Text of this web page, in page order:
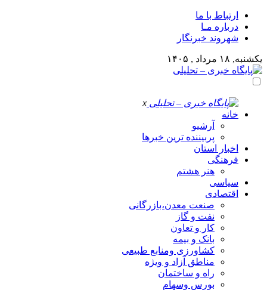
ارتباط با ما
درباره مـا
شهروند خبرنگار
یکشنبه, ۱۸ مرداد , ۱۴۰۵
x
خانه
آرشیو
پربیننده ترین خبرها
اخبار استان
فرهنگی
هنر هشتم
سیاسی
اقتصادی
صنعت معدن،بازرگانی
نفت و گاز
کار و تعاون
بانک و بیمه
کشاورزی ومنابع طبیعی
مناطق آزاد و ویژه
راه و ساختمان
بورس وسهام